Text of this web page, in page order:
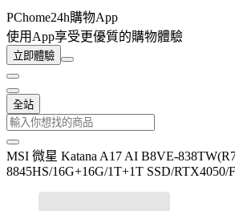
PChome24h購物App
使用App享受更優質的購物體驗
立即體驗
全站
MSI 微星 Katana A17 AI B8VE-
8845HS/16G+16G/1T+1T SSD/RTX4050/